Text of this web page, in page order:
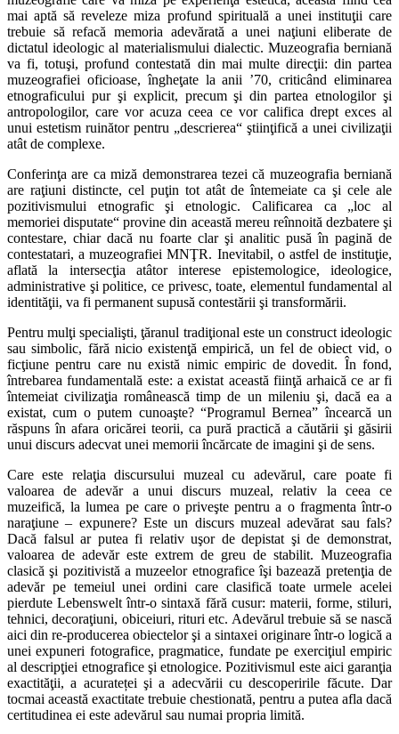
mai aptă să reveleze miza profund spirituală a unei instituţii care
trebuie să refacă memoria adevărată a unei naţiuni eliberate de
dictatul ideologic al materialismului dialectic. Muzeografia berniană
va fi, totuşi, profund contestată din mai multe direcţii: din partea
muzeografiei oficioase, îngheţate la anii ’70, criticând eliminarea
etnograficului pur şi explicit, precum şi din partea etnologilor şi
antropologilor, care vor acuza ceea ce vor califica drept exces al
unui estetism ruinător pentru „descrierea“ ştiinţifică a unei civilizaţii
atât de complexe.
Conferinţa are ca miză demonstrarea tezei că muzeografia berniană
are raţiuni distincte, cel puţin tot atât de întemeiate ca şi cele ale
pozitivismului etnografic şi etnologic. Calificarea ca „loc al
memoriei disputate“ provine din această mereu reînnoită dezbatere şi
contestare, chiar dacă nu foarte clar şi analitic pusă în pagină de
contestatari, a muzeografiei MNŢR. Inevitabil, o astfel de instituţie,
aflată la intersecţia atâtor interese epistemologice, ideologice,
administrative şi politice, ce privesc, toate, elementul fundamental al
identităţii, va fi permanent supusă contestării şi transformării.
Pentru mulţi specialişti, ţăranul tradiţional este un construct ideologic
sau simbolic, fără nicio existenţă empirică, un fel de obiect vid, o
ficţiune pentru care nu există nimic empiric de dovedit. În fond,
întrebarea fundamentală este: a existat această fiinţă arhaică ce ar fi
întemeiat civilizaţia românească timp de un mileniu şi, dacă ea a
existat, cum o putem cunoaşte? “Programul Bernea” încearcă un
răspuns în afara oricărei teorii, ca pură practică a căutării şi găsirii
unui discurs adecvat unei memorii încărcate de imagini şi de sens.
Care este relaţia discursului muzeal cu adevărul, care poate fi
valoarea de adevăr a unui discurs muzeal, relativ la ceea ce
muzeifică, la lumea pe care o priveşte pentru a o fragmenta într-o
naraţiune – expunere? Este un discurs muzeal adevărat sau fals?
Dacă falsul ar putea fi relativ uşor de depistat şi de demonstrat,
valoarea de adevăr este extrem de greu de stabilit. Muzeografia
clasică şi pozitivistă a muzeelor etnografice îşi bazează pretenţia de
adevăr pe temeiul unei ordini care clasifică toate urmele acelei
pierdute Lebenswelt într-o sintaxă fără cusur: materii, forme, stiluri,
tehnici, decoraţiuni, obiceiuri, rituri etc. Adevărul trebuie să se nască
aici din re-producerea obiectelor şi a sintaxei originare într-o logică a
unei expuneri fotografice, pragmatice, fundate pe exerciţiul empiric
al descripţiei etnografice şi etnologice. Pozitivismul este aici garanţia
exactităţii, a acurateței şi a adecvării cu descoperirile făcute. Dar
tocmai această exactitate trebuie chestionată, pentru a putea afla dacă
certitudinea ei este adevărul sau numai propria limită.